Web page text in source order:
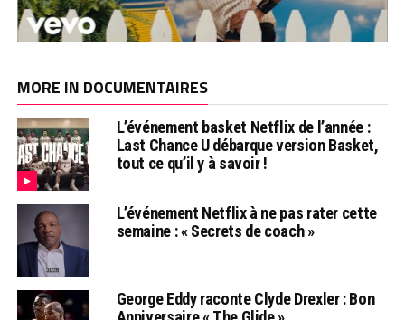
MORE IN DOCUMENTAIRES
L’événement basket Netflix de l’année :
Last Chance U débarque version Basket,
tout ce qu’il y à savoir !
L’événement Netflix à ne pas rater cette
semaine : « Secrets de coach »
George Eddy raconte Clyde Drexler : Bon